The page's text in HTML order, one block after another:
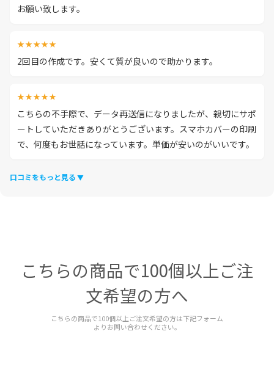
お願い致します。
★★★★★
2回目の作成です。安くて質が良いので助かります。
★★★★★
こちらの不手際で、データ再送信になりましたが、親切にサポ
ートしていただきありがとうございます。スマホカバーの印刷
で、何度もお世話になっています。単価が安いのがいいです。
口コミをもっと見る
こちらの商品で100個以上ご注
文希望の方へ
こちらの商品で100個以上ご注文希望の方は下記フォーム
よりお問い合わせください。